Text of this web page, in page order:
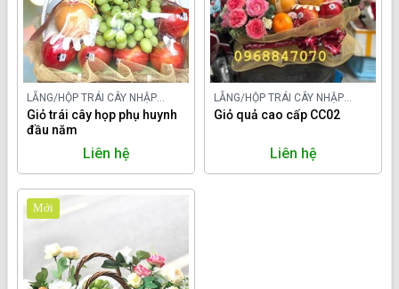
LẴNG/HỘP TRÁI CÂY NHẬP
KHẨU
Giỏ trái cây họp phụ huynh
đầu năm
Liên hệ
LẴNG/HỘP TRÁI CÂY NHẬP
KHẨU
Giỏ quả cao cấp CC02
Liên hệ
Mới